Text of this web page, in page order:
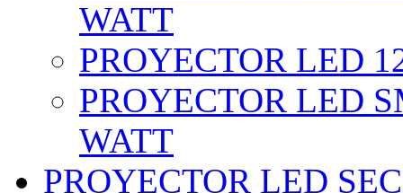
WATT
PROYECTOR LED
PROYECTOR LED
WATT
PROYECTOR LED SEC